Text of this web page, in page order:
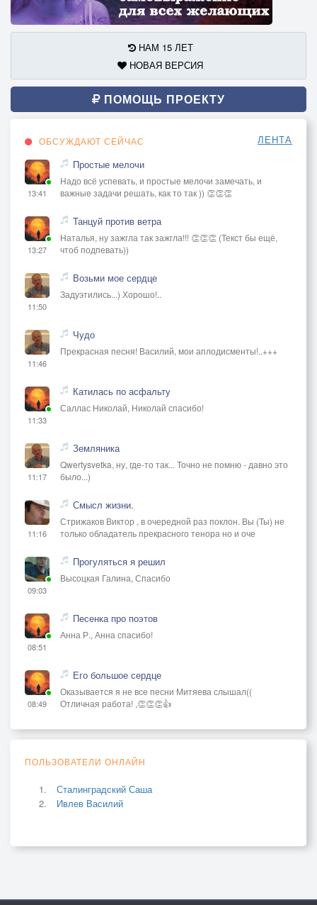
НАМ 15 ЛЕТ
НОВАЯ ВЕРСИЯ
ПОМОЩЬ ПРОЕКТУ
ОБСУЖДАЮТ СЕЙЧАС ЛЕНТА
13:41
Простые мелочи
Надо всё успевать, и простые мелочи замечать, и
важные задачи решать, как то так )) 👏👏👏
13:27
Танцуй против ветра
Наталья, ну зажгла так зажгла!!! 👏👏👏 (Текст бы ещё,
чтоб подпевать))
11:50
Возьми мое сердце
Задуэтились...) Хорошо!..
11:46
Чудо
Прекрасная песня! Василий, мои аплодисменты!..+++
11:33
Катилась по асфальту
Саллас Николай, Николай спасибо!
11:17
Земляника
Qwertysvetka, ну, где-то так... Точно не помню - давно это
было...)
11:16
Смысл жизни.
Стрижаков Виктор , в очередной раз поклон. Вы (Ты) не
только обладатель прекрасного тенора но и оче
09:03
Прогуляться я решил
Высоцкая Галина, Спасибо
08:51
Песенка про поэтов
Анна Р., Анна спасибо!
08:49
Его большое сердце
Оказывается я не все песни Митяева слышал((
Отличная работа! ,👏👏👏👍
ПОЛЬЗОВАТЕЛИ ОНЛАЙН
Сталинградский Саша
Ивлев Василий